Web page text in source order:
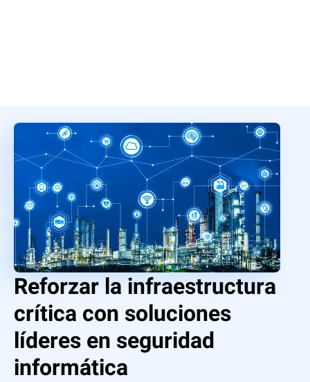
Reforzar la infraestructura
crítica con soluciones
líderes en seguridad
informática